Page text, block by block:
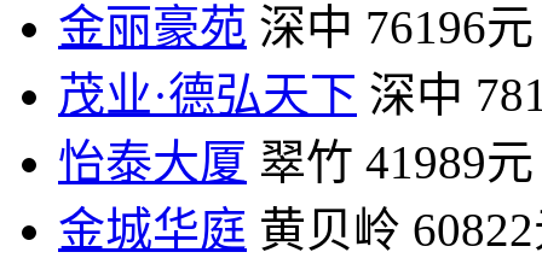
金丽豪苑 深中 76196元
茂业·德弘天下 深中
怡泰大厦 翠竹 41989元
金城华庭 黄贝岭